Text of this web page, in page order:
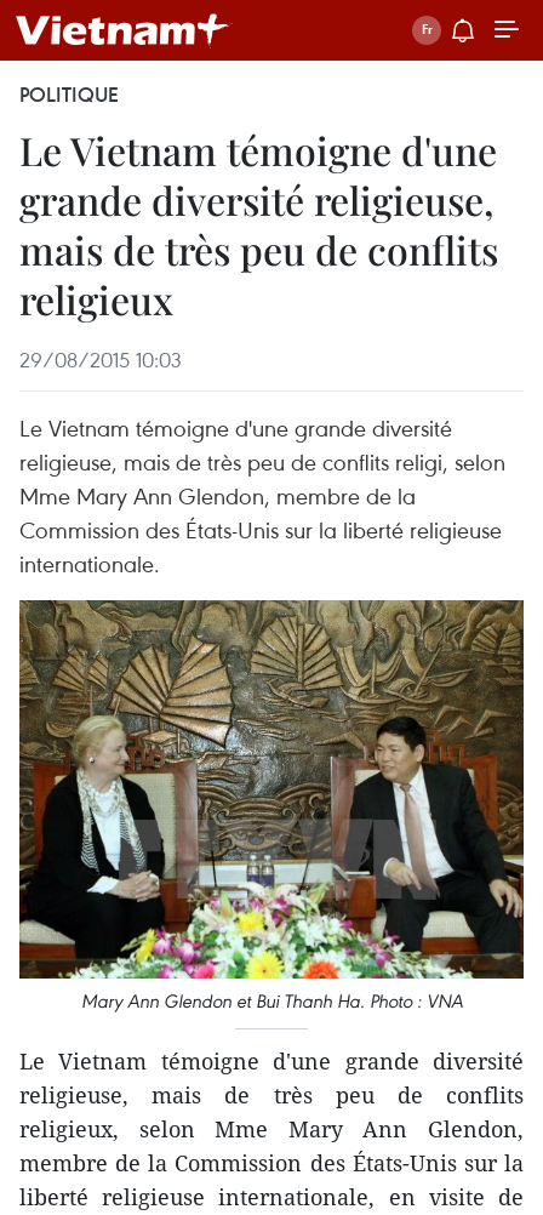
POLITIQUE
Le Vietnam témoigne d'une
grande diversité religieuse,
mais de très peu de conflits
religieux
29/08/2015 10:03
Le Vietnam témoigne d'une grande diversité
religieuse, mais de très peu de conflits religi, selon
Mme Mary Ann Glendon, membre de la
Commission des États-Unis sur la liberté religieuse
internationale.
Mary Ann Glendon et Bui Thanh Ha. Photo : VNA
Le Vietnam témoigne d'une grande diversité
religieuse, mais de très peu de conflits
religieux, selon Mme Mary Ann Glendon,
membre de la Commission des États-Unis sur la
liberté religieuse internationale, en visite de